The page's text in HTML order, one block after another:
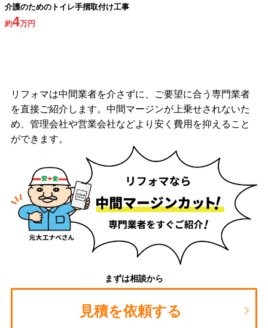
介護のためのトイレ手摺取付け工事
約4万円
リフォマは中間業者を介さずに、ご要望に合う専門業者
を直接ご紹介します。中間マージンが上乗せされないた
め、管理会社や営業会社などより安く費用を抑えること
ができます。
まずは相談から
見積を依頼する